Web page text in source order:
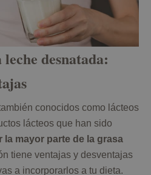
desnatada:
conocidos como lácteos
lácteos que han sido
la mayor parte de la grasa
tiene ventajas y desventajas
a incorporarlos a tu dieta.